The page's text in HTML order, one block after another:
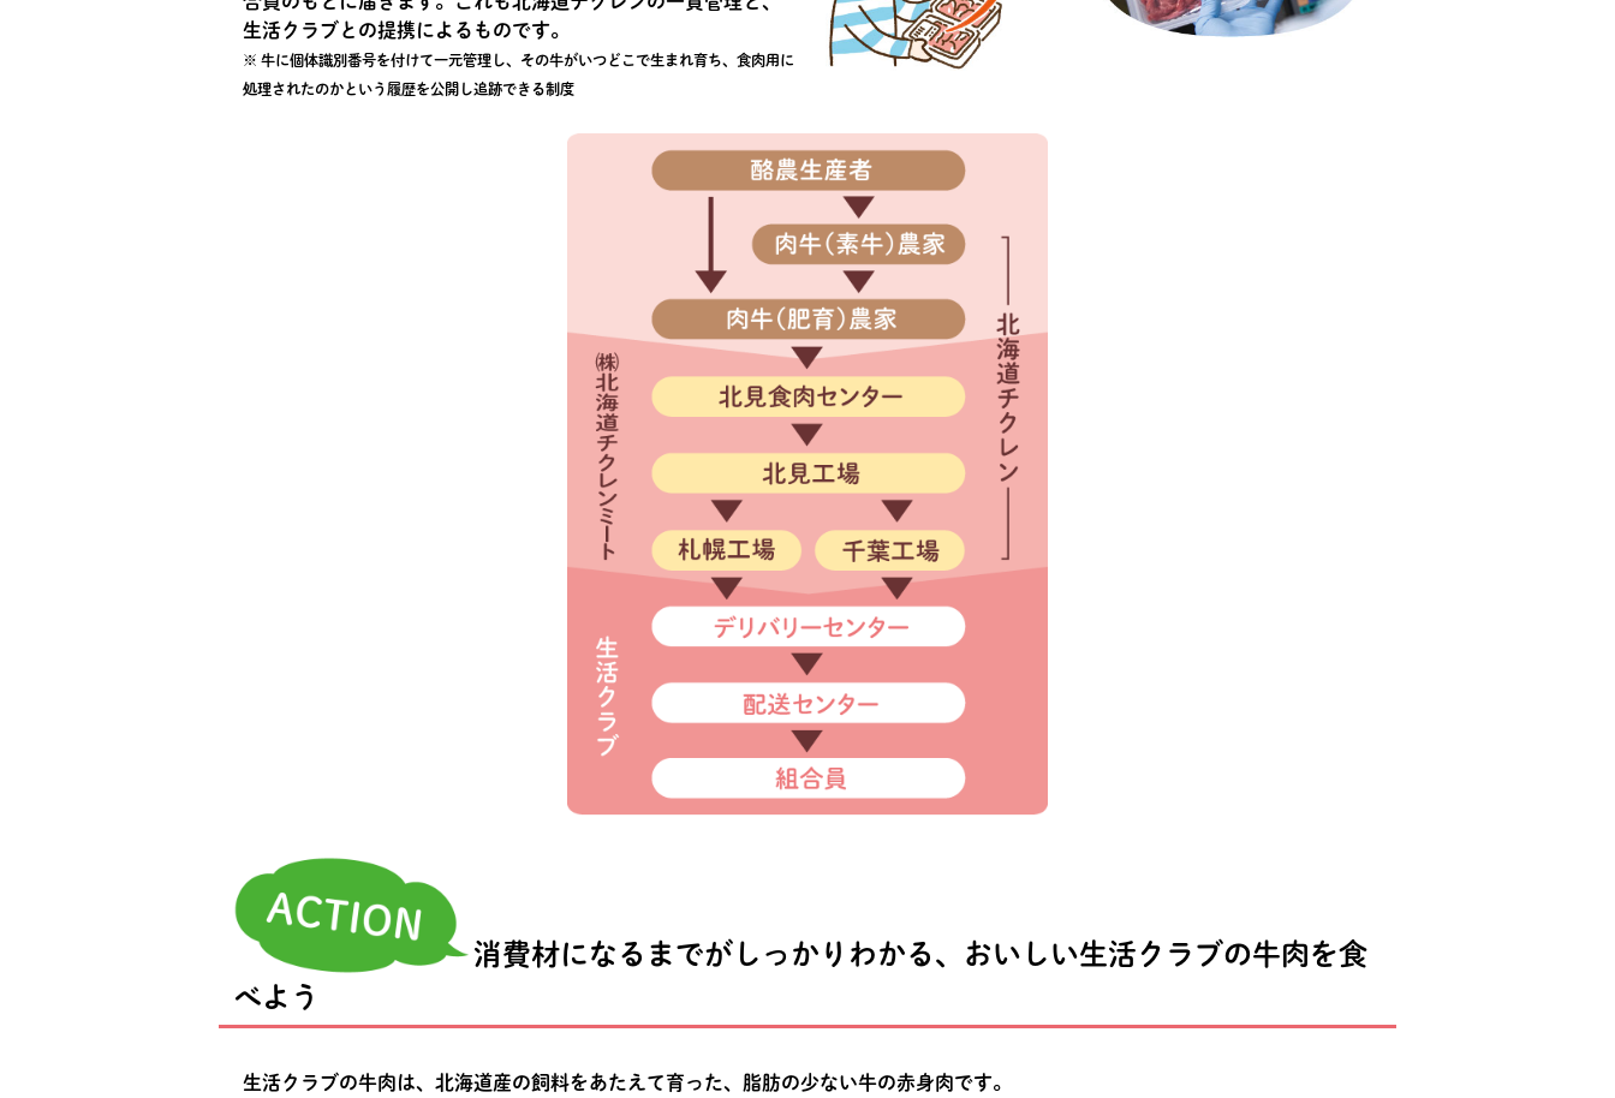
生活クラブとの提携によるものです。
※ 牛に個体識別番号を付けて一元管理し、その牛がいつどこで生まれ育ち、食肉用に
処理されたのかという履歴を公開し追跡できる制度
消費材になるまでがしっかりわかる、おいしい生活クラブの牛肉を食
べよう
生活クラブの牛肉は、北海道産の飼料をあたえて育った、脂肪の少ない牛の赤身肉です。